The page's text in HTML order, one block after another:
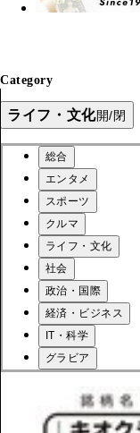
Category
ライフ・文化開/閉
総合
エンタメ
スポーツ
クルマ
ライフ・文化
社会
政治・国際
経済・ビジネス
IT・科学
グラビア